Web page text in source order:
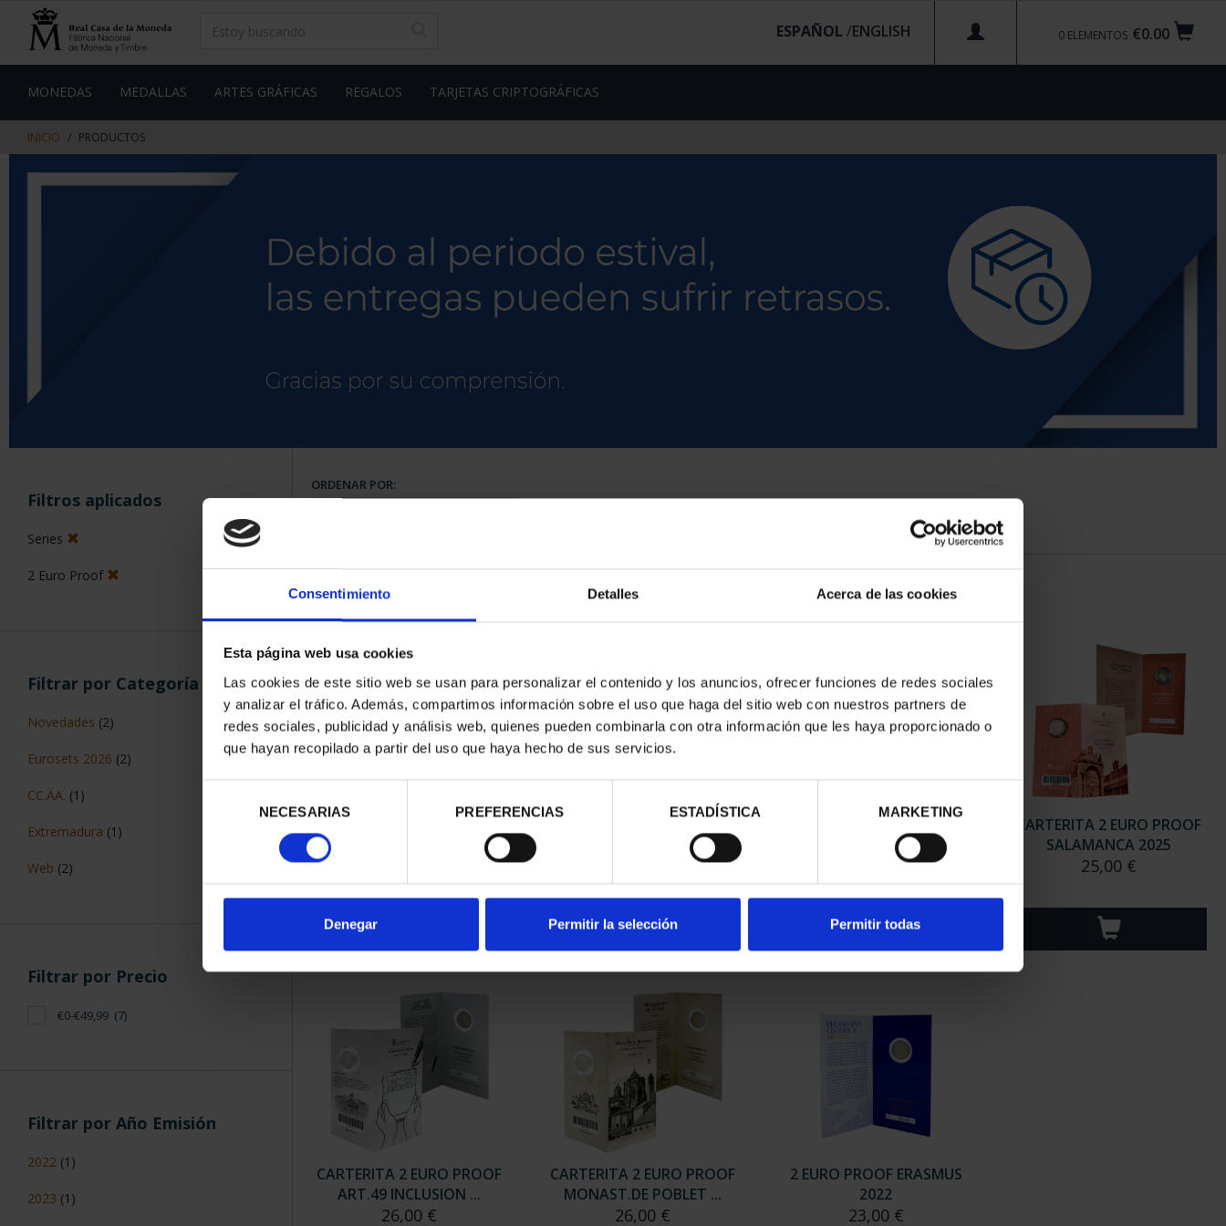
Consentimiento Detalles Acerca de las cookies
Esta página web usa cookies
Las cookies de este sitio web se usan para personalizar el contenido y los anuncios, ofrecer funciones de redes sociales
y analizar el tráfico. Además, compartimos información sobre el uso que haga del sitio web con nuestros partners de
redes sociales, publicidad y análisis web, quienes pueden combinarla con otra información que les haya proporcionado o
que hayan recopilado a partir del uso que haya hecho de sus servicios.
consentimiento
NECESARIAS PREFERENCIAS ESTADÍSTICA MARKETING
Denegar Permitir la selección Permitir todas
contenido
de
€0.00
0 ELEMENTOS
ESPAÑOL /
MONEDAS MEDALLAS ARTES GRÁFICAS REGALOS TARJETAS CRIPTOGRÁFICAS
INICIO PRODUCTOS
Filtros aplicados
Series
2 Euro Proof
Filtrar por Categoría
Novedades (2)
Eurosets 2026 (2)
CC.AA. (1)
Extremadura (1)
Web (2)
Filtrar por Precio
€0-€49,99 (7)
Filtrar por Año Emisión
2022 (1)
2023 (1)
ORDENAR POR:
7 Productos encontrados
PATRIMONIO MUNDIAL
23,00 €
PATRIMONIO MUNDIA...
200 ANIV.CNP 2024
25,00 €
CARTERITA 2 EURO PROOF
SALAMANCA 2025
25,00 €
CARTERITA 2 EURO PROOF
ART.49 INCLUSION ...
26,00 €
CARTERITA 2 EURO PROOF
MONAST.DE POBLET ...
26,00 €
2 EURO PROOF ERASMUS
2022
23,00 €